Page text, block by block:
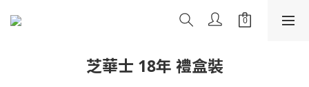
芝華士 18年 禮盒裝